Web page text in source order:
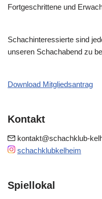
Fortgeschrittene und
Schachinteressierte sind
unseren Schachabend zu
Download Mitgliedsantrag
Kontakt
kontakt@schachklub-
schachklubkelheim
Spiellokal